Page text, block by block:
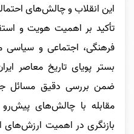
این انقلاب و چالش‌های
تأکید بر اهمیت هویت و
فرهنگی، اجتماعی و سیاسی
بستر پویای تاریخ معاصر
ضمن بررسی دقیق مسائل
مقابله با چالش‌های پیش‌رو
بازنگری در اهمیت ارزش‌های